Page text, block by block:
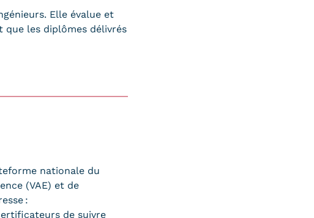
Elle évalue et
que les diplômes délivrés
nationale du
(VAE) et de
:
de suivre